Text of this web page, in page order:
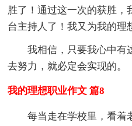
胜了！通过这一次的获胜，
台主持人了！我又为我的理
我相信，只要我心中有
去努力，就必定会实现的。
我的理想职业作文 篇8
每当走在学校里，看着